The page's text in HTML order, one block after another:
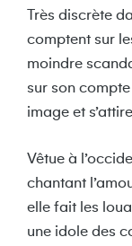
Très discrète
comptent sur
moindre
sur son
image et
Vêtue à
chantant
elle fait les
une idole des